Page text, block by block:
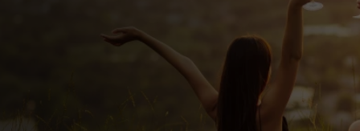
Pacotes de Férias